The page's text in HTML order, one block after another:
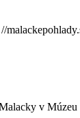
//
v